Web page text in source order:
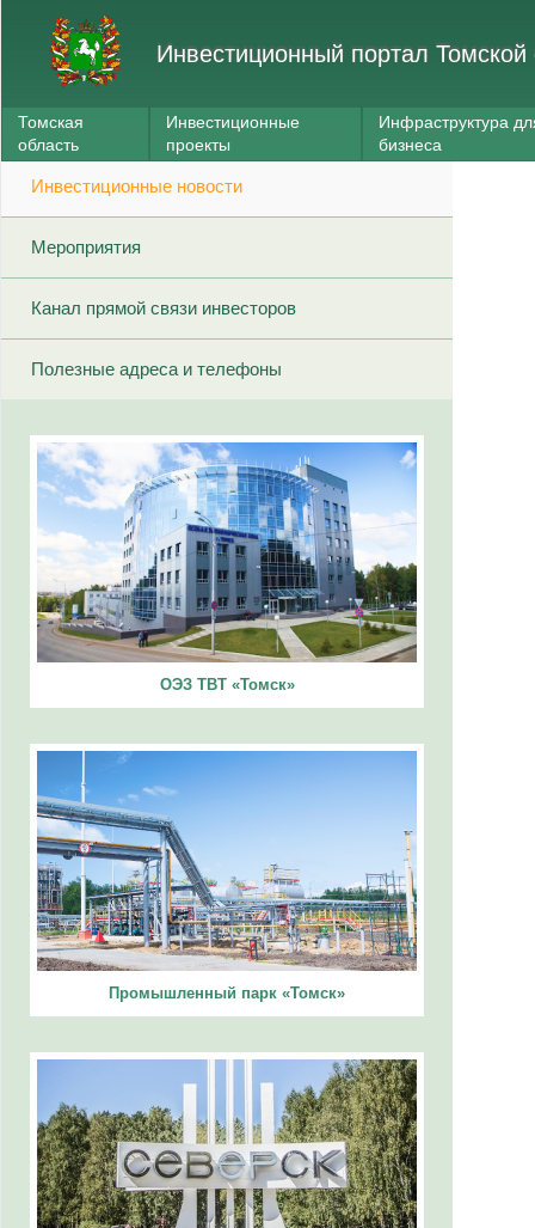
Инвестиционный портал Томской
Томская
область
Инвестиционные
проекты
Инфраструктура
бизнеса
Инвестиционные новости
Мероприятия
Канал прямой связи инвесторов
Полезные адреса и телефоны
ОЭЗ ТВТ «Томск»
Промышленный парк «Томск»